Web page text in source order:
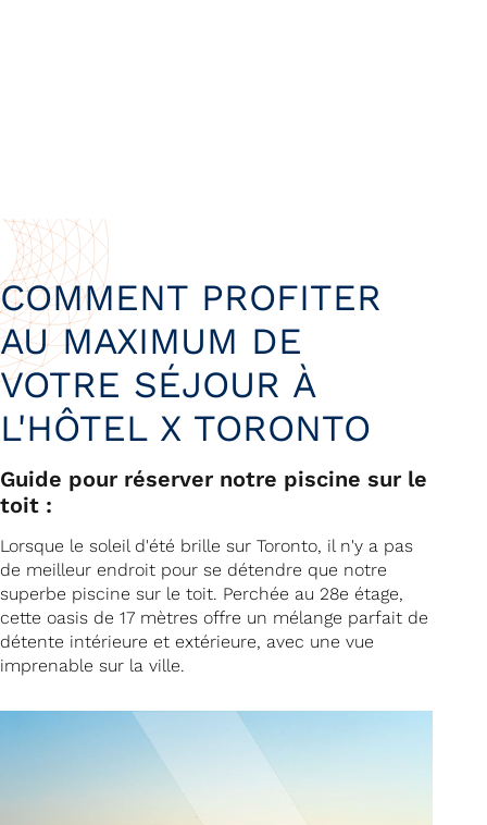
COMMENT PROFITER
AU MAXIMUM DE
VOTRE SÉJOUR À
L'HÔTEL X TORONTO
Guide pour réserver notre piscine sur le
toit :
Lorsque le soleil d'été brille sur Toronto, il n'y a pas
de meilleur endroit pour se détendre que notre
superbe piscine sur le toit. Perchée au 28e étage,
cette oasis de 17 mètres offre un mélange parfait de
détente intérieure et extérieure, avec une vue
imprenable sur la ville.